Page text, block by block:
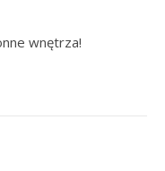
wnętrza!